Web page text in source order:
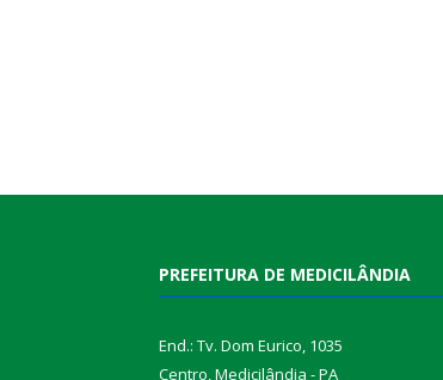
PREFEITURA DE MEDICILÂNDIA
End.: Tv. Dom Eurico, 1035
Centro, Medicilândia - PA